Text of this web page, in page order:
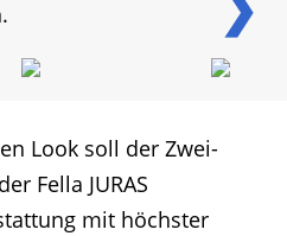
Look soll der Zwei-
Fella JURAS
mit höchster